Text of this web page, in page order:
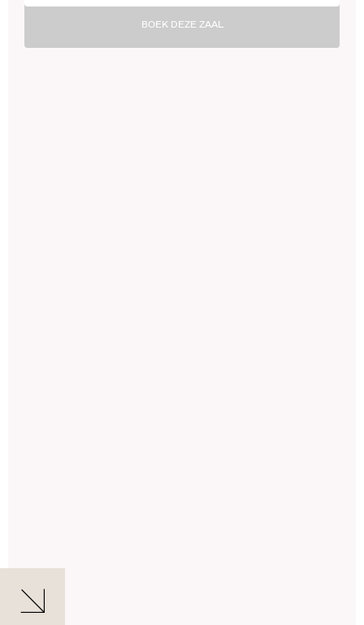
BOEK DEZE ZAAL